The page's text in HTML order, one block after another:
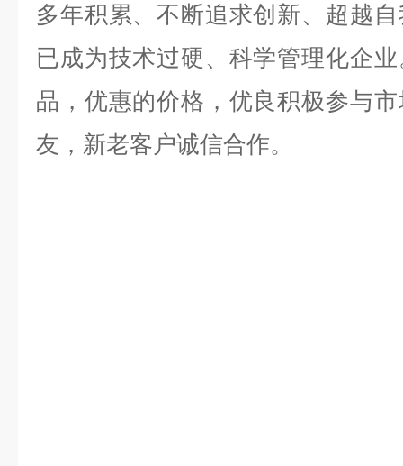
多年积累、不断追求创新、超越
已成为技术过硬、科学管理化企
品，优惠的价格，优良积极参与
友，新老客户诚信合作。